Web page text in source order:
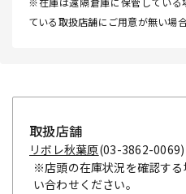
ている取扱店舗にご用意が無い場
取扱店舗
リボレ秋葉原(03-3862-0069)
※店頭の在庫状況を確認す
い合わせください。